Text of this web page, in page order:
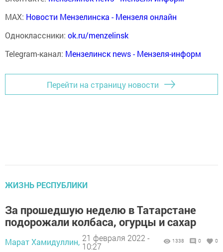
MAX: Новости Мензелинска - Мензеля онлайн
Одноклассники: ok.ru/menzelinsk
Telegram-канал: Мензелинск news - Мензеля-информ
Перейти на страницу новости
ЖИЗНЬ РЕСПУБЛИКИ
За прошедшую неделю в Татарстане
подорожали колбаса, огурцы и сахар
Марат Хамидуллин, 21 февраля 2022 -
10:27
1338 0 0